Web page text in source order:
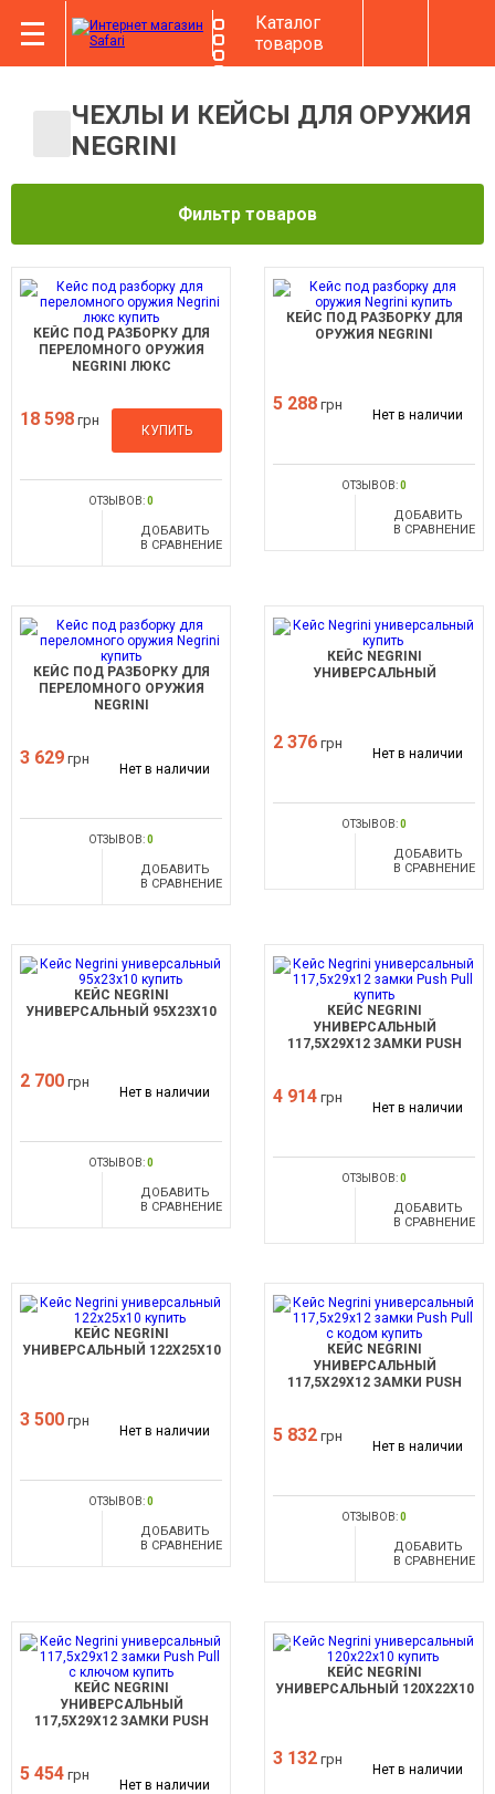
Каталог
товаров
ЧЕХЛЫ И КЕЙСЫ ДЛЯ ОРУЖИЯ
NEGRINI
Фильтр товаров
КЕЙС ПОД РАЗБОРКУ ДЛЯ
ПЕРЕЛОМНОГО ОРУЖИЯ
NEGRINI ЛЮКС
18 598 грн
КУПИТЬ
ОТЗЫВОВ:0
ДОБАВИТЬ
В СРАВНЕНИЕ
КЕЙС ПОД РАЗБОРКУ ДЛЯ
ОРУЖИЯ NEGRINI
5 288 грн
Нет в наличии
ОТЗЫВОВ:0
ДОБАВИТЬ
В СРАВНЕНИЕ
КЕЙС ПОД РАЗБОРКУ ДЛЯ
ПЕРЕЛОМНОГО ОРУЖИЯ
NEGRINI
3 629 грн
Нет в наличии
ОТЗЫВОВ:0
ДОБАВИТЬ
В СРАВНЕНИЕ
КЕЙС NEGRINI
УНИВЕРСАЛЬНЫЙ
2 376 грн
Нет в наличии
ОТЗЫВОВ:0
ДОБАВИТЬ
В СРАВНЕНИЕ
КЕЙС NEGRINI
УНИВЕРСАЛЬНЫЙ 95X23X10
2 700 грн
Нет в наличии
ОТЗЫВОВ:0
ДОБАВИТЬ
В СРАВНЕНИЕ
КЕЙС NEGRINI
УНИВЕРСАЛЬНЫЙ
117,5X29X12 ЗАМКИ PUSH
4 914 грн
Нет в наличии
ОТЗЫВОВ:0
ДОБАВИТЬ
В СРАВНЕНИЕ
КЕЙС NEGRINI
УНИВЕРСАЛЬНЫЙ 122X25X10
3 500 грн
Нет в наличии
ОТЗЫВОВ:0
ДОБАВИТЬ
В СРАВНЕНИЕ
КЕЙС NEGRINI
УНИВЕРСАЛЬНЫЙ
117,5X29X12 ЗАМКИ PUSH
5 832 грн
Нет в наличии
ОТЗЫВОВ:0
ДОБАВИТЬ
В СРАВНЕНИЕ
КЕЙС NEGRINI
УНИВЕРСАЛЬНЫЙ
117,5X29X12 ЗАМКИ PUSH
5 454 грн
Нет в наличии
КЕЙС NEGRINI
УНИВЕРСАЛЬНЫЙ 120X22X10
3 132 грн
Нет в наличии